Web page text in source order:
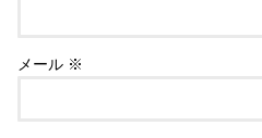
メール ※